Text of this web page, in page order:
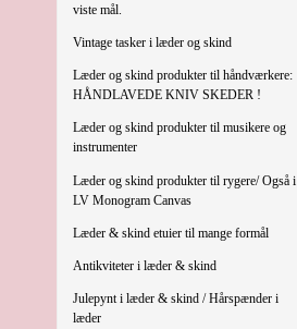
viste mål.
Vintage tasker i læder og skind
Læder og skind produkter til håndværkere:
HÅNDLAVEDE KNIV SKEDER !
Læder og skind produkter til musikere og
instrumenter
Læder og skind produkter til rygere/ Også i
LV Monogram Canvas
Læder & skind etuier til mange formål
Antikviteter i læder & skind
Julepynt i læder & skind / Hårspænder i
læder